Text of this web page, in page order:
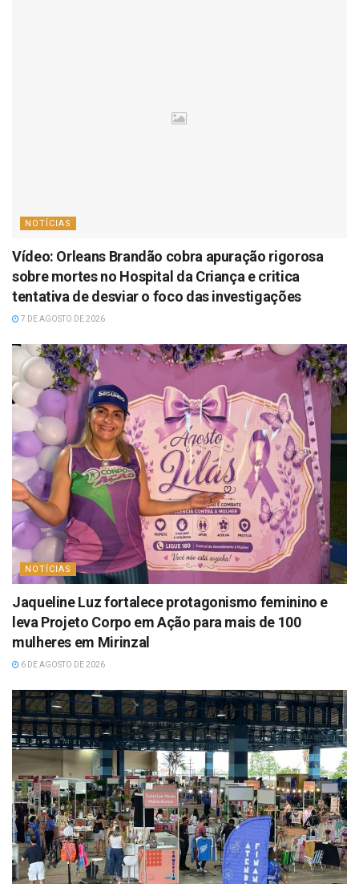
NOTÍCIAS
Vídeo: Orleans Brandão cobra apuração rigorosa
sobre mortes no Hospital da Criança e critica
tentativa de desviar o foco das investigações
7 DE AGOSTO DE 2026
NOTÍCIAS
Jaqueline Luz fortalece protagonismo feminino e
leva Projeto Corpo em Ação para mais de 100
mulheres em Mirinzal
6 DE AGOSTO DE 2026